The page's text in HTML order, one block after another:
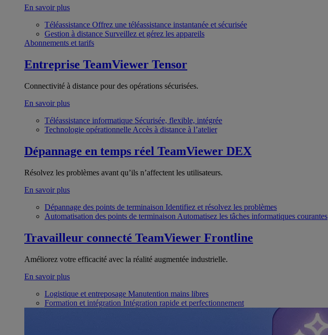
En savoir plus
Téléassistance Offrez une téléassistance instantanée et sécurisée
Gestion à distance Surveillez et gérez les appareils
Abonnements et tarifs
Entreprise TeamViewer Tensor
Connectivité à distance pour des opérations sécurisées.
En savoir plus
Téléassistance informatique Sécurisée, flexible, intégrée
Technologie opérationnelle Accès à distance à l’atelier
Dépannage en temps réel TeamViewer DEX
Résolvez les problèmes avant qu’ils n’affectent les utilisateurs.
En savoir plus
Dépannage des points de terminaison Identifiez et résolvez les problèmes
Automatisation des points de terminaison Automatisez les tâches informatiques courantes
Travailleur connecté TeamViewer Frontline
Améliorez votre efficacité avec la réalité augmentée industrielle.
En savoir plus
Logistique et entreposage Manutention mains libres
Formation et intégration Intégration rapide et perfectionnement